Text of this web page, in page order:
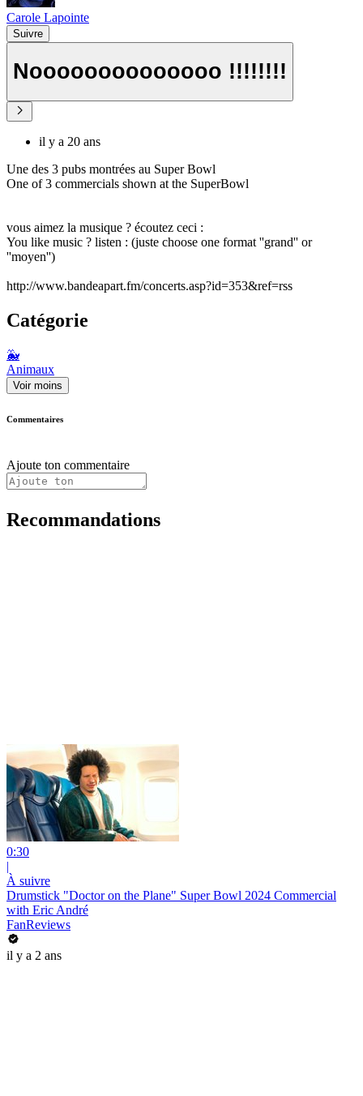
Carole Lapointe
Suivre
Noooooooooooooo !!!!!!!!
il y a 20 ans
Une des 3 pubs montrées au Super Bowl
One of 3 commercials shown at the SuperBowl
vous aimez la musique ? écoutez ceci :
You like music ? listen : (juste choose one format ''grand'' or
''moyen'')
http://www.bandeapart.fm/concerts.asp?id=353&ref=rss
Catégorie
🐳
Animaux
Voir moins
Commentaires
Ajoute ton commentaire
Recommandations
0:30
|
À suivre
Drumstick "Doctor on the Plane" Super Bowl 2024 Commercial
with Eric André
FanReviews
il y a 2 ans